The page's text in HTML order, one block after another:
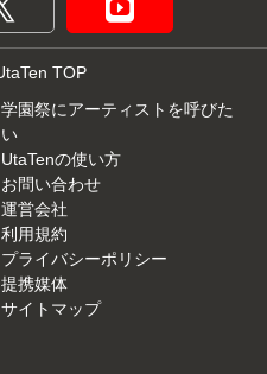
TOP
学園祭にアーティストを呼びた
い
UtaTenの使い方
お問い合わせ
運営会社
利用規約
プライバシーポリシー
提携媒体
サイトマップ